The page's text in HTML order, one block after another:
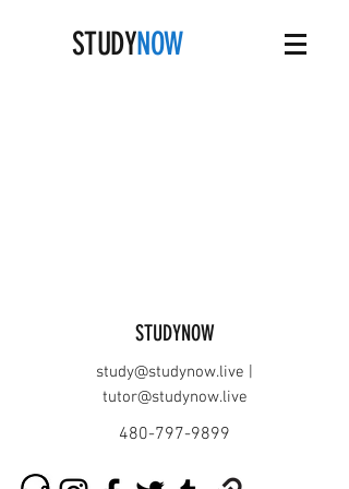
STUDYNOW
STUDYNOW
study@studynow.live
tutor@studynow.live
480-797-9899